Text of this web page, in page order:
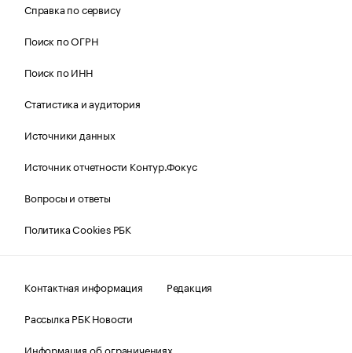
Справка по сервису
Поиск по ОГРН
Поиск по ИНН
Статистика и аудитория
Источники данных
Источник отчетности Контур.Фокус
Вопросы и ответы
Политика Cookies РБК
Контактная информация
Редакция
Рассылка РБК Новости
Информация об ограничениях